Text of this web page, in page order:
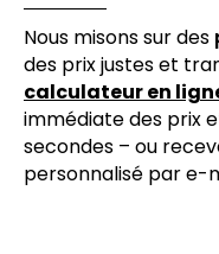
Nous misons sur des
des prix justes et
calculateur en
immédiate des prix
secondes – ou
personnalisé par e-